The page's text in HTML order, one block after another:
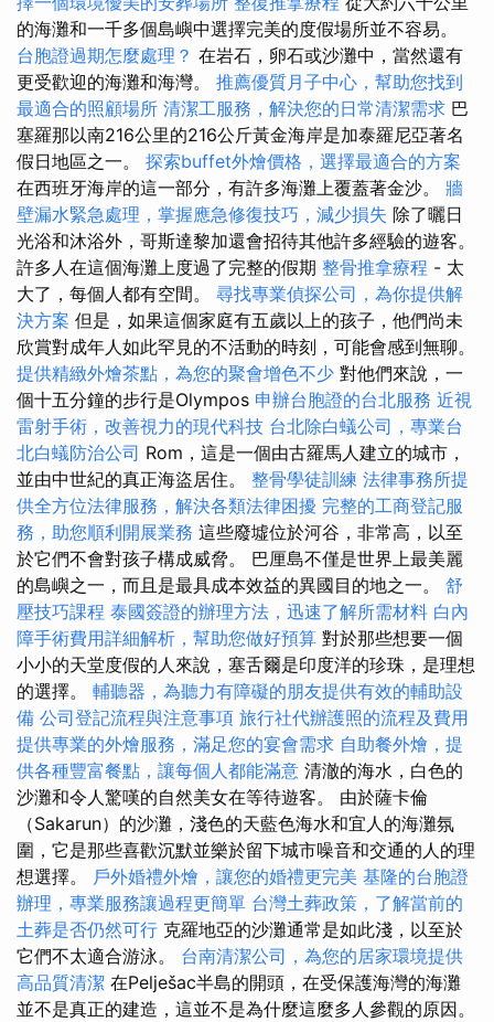
的海灘和一千多個島嶼中選擇完美的度假場所並不容易。
台胞證過期怎麼處理？ 在岩石，卵石或沙灘中，當然還有
更受歡迎的海灘和海灣。 推薦優質月子中心，幫助您找到
最適合的照顧場所 清潔工服務，解決您的日常清潔需求 巴
塞羅那以南216公里的216公斤黃金海岸是加泰羅尼亞著名
假日地區之一。 探索buffet外燴價格，選擇最適合的方案
在西班牙海岸的這一部分，有許多海灘上覆蓋著金沙。 牆
壁漏水緊急處理，掌握應急修復技巧，減少損失 除了曬日
光浴和沐浴外，哥斯達黎加還會招待其他許多經驗的遊客。
許多人在這個海灘上度過了完整的假期 整骨推拿療程 - 太
大了，每個人都有空間。 尋找專業偵探公司，為你提供解
決方案 但是，如果這個家庭有五歲以上的孩子，他們尚未
欣賞對成年人如此罕見的不活動的時刻，可能會感到無聊。
提供精緻外燴茶點，為您的聚會增色不少 對他們來說，一
個十五分鐘的步行是Olympos 申辦台胞證的台北服務 近視
雷射手術，改善視力的現代科技 台北除白蟻公司，專業台
北白蟻防治公司 Rom，這是一個由古羅馬人建立的城市，
並由中世紀的真正海盜居住。 整骨學徒訓練 法律事務所提
供全方位法律服務，解決各類法律困擾 完整的工商登記服
務，助您順利開展業務 這些廢墟位於河谷，非常高，以至
於它們不會對孩子構成威脅。 巴厘島不僅是世界上最美麗
的島嶼之一，而且是最具成本效益的異國目的地之一。 舒
壓技巧課程 泰國簽證的辦理方法，迅速了解所需材料 白內
障手術費用詳細解析，幫助您做好預算 對於那些想要一個
小小的天堂度假的人來說，塞舌爾是印度洋的珍珠，是理想
的選擇。 輔聽器，為聽力有障礙的朋友提供有效的輔助設
備 公司登記流程與注意事項 旅行社代辦護照的流程及費用
提供專業的外燴服務，滿足您的宴會需求 自助餐外燴，提
供各種豐富餐點，讓每個人都能滿意 清澈的海水，白色的
沙灘和令人驚嘆的自然美女在等待遊客。 由於薩卡倫
（Sakarun）的沙灘，淺色的天藍色海水和宜人的海灘氛
圍，它是那些喜歡沉默並樂於留下城市噪音和交通的人的理
想選擇。 戶外婚禮外燴，讓您的婚禮更完美 基隆的台胞證
辦理，專業服務讓過程更簡單 台灣土葬政策，了解當前的
土葬是否仍然可行 克羅地亞的沙灘通常是如此淺，以至於
它們不太適合游泳。 台南清潔公司，為您的居家環境提供
高品質清潔 在Pelješac半島的開頭，在受保護海灣的海灘
並不是真正的建造，這並不是為什麼這麼多人參觀的原因。